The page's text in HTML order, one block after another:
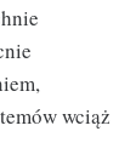
wciąż